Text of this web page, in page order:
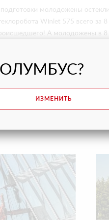
подготовки молодожены
Winlet 575 всего за 8
А молодожены в 8
ИЗМЕНИТЬ